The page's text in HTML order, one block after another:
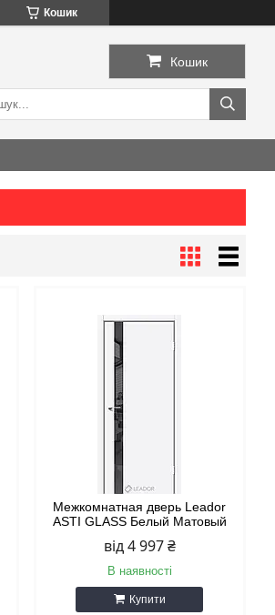
Кошик
Кошик
Межкомнатная дверь Leador
ASTI GLASS Белый Матовый
від 4 997 ₴
В наявності
Купити